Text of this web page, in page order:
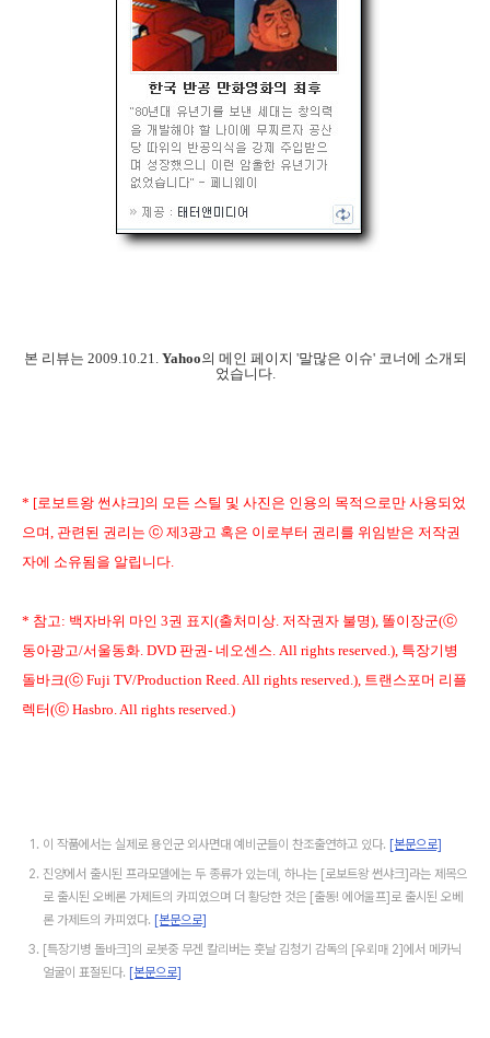
본 리뷰는 2009.10.21. Yahoo의 메인 페이지 '말많은 이슈' 코너에 소개되
었습니다.
* [로보트왕 썬샤크]의 모든 스틸 및 사진은 인용의 목적으로만 사용되었
으며, 관련된 권리는 ⓒ 제3광고 혹은 이로부터 권리를 위임받은 저작권
자에 소유됨을 알립니다.
* 참고: 백자바위 마인 3권 표지(출처미상. 저작권자 불명), 똘이장군(ⓒ
동아광고/서울동화. DVD 판권- 네오센스. All rights reserved.), 특장기병
돌바크(ⓒ Fuji TV/Production Reed. All rights reserved.), 트랜스포머 리플
렉터(ⓒ Hasbro. All rights reserved.)
이 작품에서는 실제로 용인군 외사면대 예비군들이 찬조출연하고 있다. [본문으로]
진양에서 출시된 프라모델에는 두 종류가 있는데, 하나는 [로보트왕 썬샤크]라는 제목으
로 출시된 오베론 가제트의 카피였으며 더 황당한 것은 [출동! 에어울프]로 출시된 오베
론 가제트의 카피였다. [본문으로]
[특장기병 돌바크]의 로봇중 무겐 칼리버는 훗날 김청기 감독의 [우뢰매 2]에서 메카닉
얼굴이 표절된다. [본문으로]